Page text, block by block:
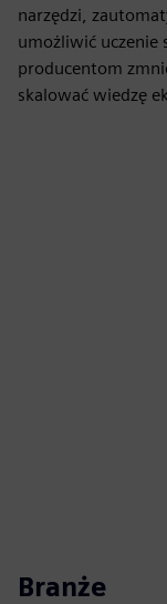
narzędzi,
umożliwić uczenie
producentom
skalować wiedzę
Branże